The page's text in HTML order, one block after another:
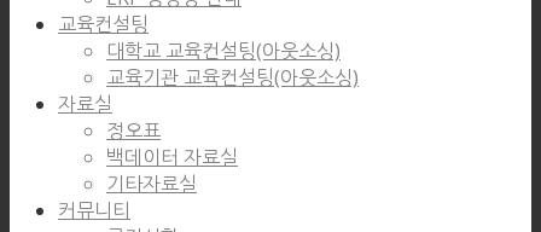
교육컨설팅
대학교 교육컨설팅(아웃소싱)
교육기관 교육컨설팅(아웃소싱)
자료실
정오표
백데이터 자료실
기타자료실
커뮤니티